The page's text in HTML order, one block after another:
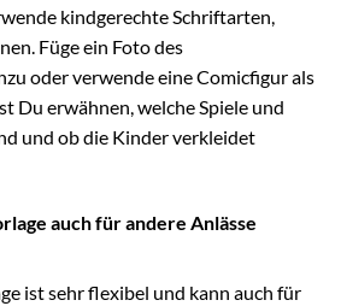
kindgerechte Schriftarten,
Füge ein Foto des
oder verwende eine Comicfigur als
Du erwähnen, welche Spiele und
und ob die Kinder verkleidet
auch für andere Anlässe
ist sehr flexibel und kann auch für